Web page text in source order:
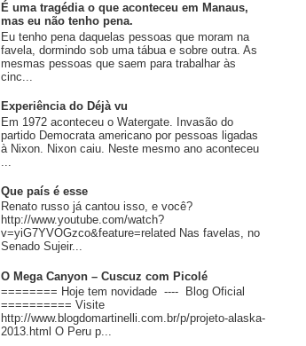
É uma tragédia o que aconteceu em Manaus,
mas eu não tenho pena.
Eu tenho pena daquelas pessoas que moram na
favela, dormindo sob uma tábua e sobre outra. As
mesmas pessoas que saem para trabalhar às
cinc...
Experiência do Déjà vu
Em 1972 aconteceu o Watergate. Invasão do
partido Democrata americano por pessoas ligadas
à Nixon. Nixon caiu. Neste mesmo ano aconteceu
Que país é esse
Renato russo já cantou isso, e você?
http://www.youtube.com/watch?
v=yiG7YVOGzco&feature=related Nas favelas, no
Senado Sujeir...
O Mega Canyon – Cuscuz com Picolé
======== Hoje tem novidade ---- Blog Oficial
========== Visite
http://www.blogdomartinelli.com.br/p/projeto-alaska-
2013.html O Peru p...